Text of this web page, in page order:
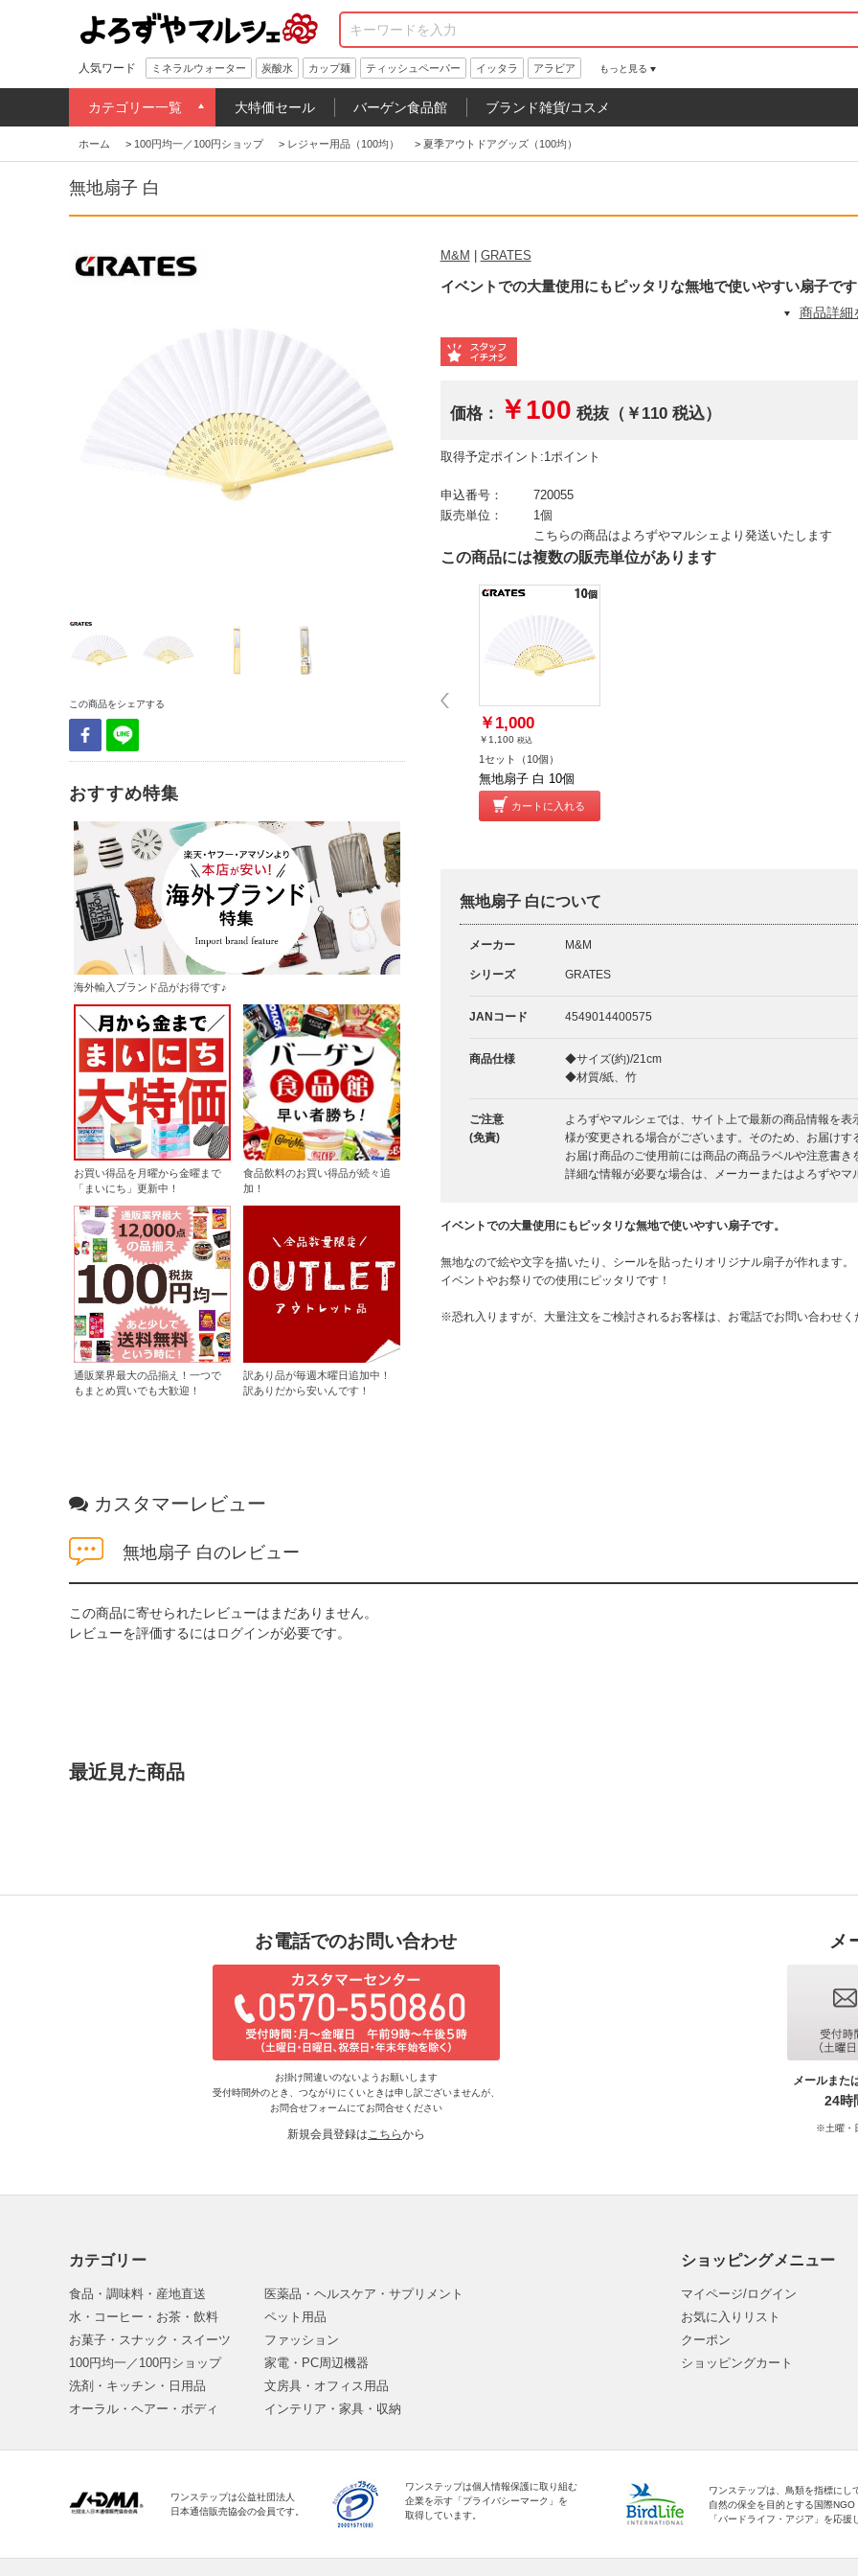
人気ワード ミネラルウォーター 炭酸水 カップ麺 ティッシュペーパー イッタラ アラビア もっと見る
カテゴリー一覧 大特価セール バーゲン食品館 ブランド雑貨/コスメ
ホーム > 100円均一／100円ショップ > レジャー用品（100均） > 夏季アウトドアグッズ（100均）
無地扇子 白
この商品をシェアする
おすすめ特集
海外輸入ブランド品がお得です♪
お買い得品を月曜から金曜まで
「まいにち」更新中！
食品飲料のお買い得品が続々追
加！
通販業界最大の品揃え！一つで
もまとめ買いでも大歓迎！
訳あり品が毎週木曜日追加中！
訳ありだから安いんです！
M&M GRATES
イベントでの大量使用にもピッタリな無地で使いやすい扇子です
商品詳細
価格： ￥100 税抜（￥110 税込）
取得予定ポイント:1ポイント
申込番号：
720055
販売単位：
1個
こちらの商品はよろずやマルシェより発送いたします
この商品には複数の販売単位があります
￥1,000
￥1,100 税込
1セット（10個）
無地扇子 白 10個
カートに入れる
無地扇子 白について
メーカー M&M
シリーズ GRATES
JANコード 4549014400575
商品仕様
◆サイズ(約)/21cm
◆材質/紙、竹
ご注意
(免責)
よろずやマルシェでは、サイト上で最新の商品情報を
様が変更される場合がございます。そのため、お届けす
お届け商品のご使用前には商品の商品ラベルや注意書
詳細な情報が必要な場合は、メーカーまたはよろずやマ
イベントでの大量使用にもピッタリな無地で使いやすい扇子です。
無地なので絵や文字を描いたり、シールを貼ったりオリジナル扇子が作れます。
イベントやお祭りでの使用にピッタリです！
※恐れ入りますが、大量注文をご検討されるお客様は、お電話でお問い合わせく
カスタマーレビュー
無地扇子 白のレビュー
この商品に寄せられたレビューはまだありません。
レビューを評価するにはログインが必要です。
最近見た商品
お電話でのお問い合わせ
お掛け間違いのないようお願いします
受付時間外のとき、つながりにくいときは申し訳ございませんが、
お問合せフォームにてお問合せください
新規会員登録はこちらから
メ
メールまた
24時
※土曜・
カテゴリー
食品・調味料・産地直送
水・コーヒー・お茶・飲料
お菓子・スナック・スイーツ
100円均一／100円ショップ
洗剤・キッチン・日用品
オーラル・ヘアー・ボディ
医薬品・ヘルスケア・サプリメント
ペット用品
ファッション
家電・PC周辺機器
文房具・オフィス用品
インテリア・家具・収納
ショッピングメニュー
マイページ/ログイン
お気に入りリスト
クーポン
ショッピングカート
ワンステップは公益社団法人
日本通信販売協会の会員です。
ワンステップは個人情報保護に取り組む
企業を示す「プライバシーマーク」を
取得しています。
ワンステップは、鳥類を指標にし
自然の保全を目的とする国際NGO
「バードライフ・アジア」を応援